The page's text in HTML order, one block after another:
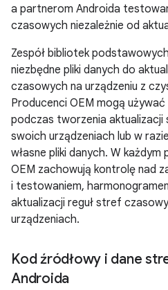
a partnerom Androida
czasowych niezależnie od
Zespół bibliotek
niezbędne pliki danych do
czasowych na urządzeniu z
Producenci OEM mogą
podczas tworzenia
swoich urządzeniach lub w
własne pliki danych. W
OEM zachowują kontrolę nad
i testowaniem,
aktualizacji reguł stref
urządzeniach.
Kod źródłowy i dane
Androida